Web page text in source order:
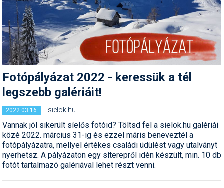
Snowboard
Snowboardfelszerelés
Sportorvos
Szakértők
Szánkó
Szótárak
Telemark
Téli sportok
Fotópályázat 2022 - keressük a tél
legszebb galériáit!
2022.03.16. sielok.hu
Vannak jól sikerült síelős fotóid? Töltsd fel a sielok.hu galériái
közé 2022. március 31-ig és ezzel máris beneveztél a
fotópályázatra, mellyel értékes családi üdülést vagy utalványt
nyerhetsz. A pályázaton egy síterepről idén készült, min. 10 db
fotót tartalmazó galériával lehet részt venni.